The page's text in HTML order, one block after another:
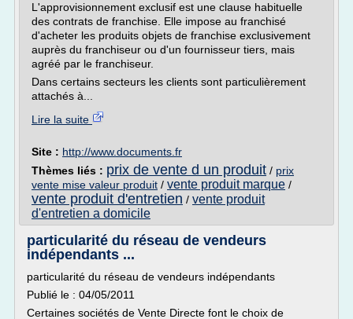
L'approvisionnement exclusif est une clause habituelle
des contrats de franchise. Elle impose au franchisé
d'acheter les produits objets de franchise exclusivement
auprès du franchiseur ou d'un fournisseur tiers, mais
agréé par le franchiseur.
Dans certains secteurs les clients sont particulièrement
attachés à...
Lire la suite
Site : http://www.documents.fr
Thèmes liés : prix de vente d un produit / prix
vente mise valeur produit / vente produit marque /
vente produit d'entretien / vente produit
d'entretien a domicile
particularité du réseau de vendeurs
indépendants ...
particularité du réseau de vendeurs indépendants
Publié le : 04/05/2011
Certaines sociétés de Vente Directe font le choix de